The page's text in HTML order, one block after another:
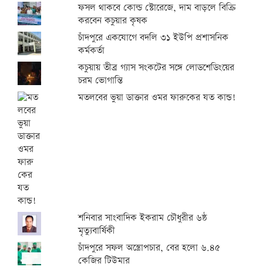
ফসল থাকবে কোল্ড স্টোরেজে, দাম বাড়লে বিক্রি
করবেন কচুয়ার কৃষক
চাঁদপুরে একযোগে বদলি ৩১ ইউপি প্রশাসনিক
কর্মকর্তা
কচুয়ায় তীব্র গ্যাস সংকটের সঙ্গে লোডশেডিংয়ের
চরম ভোগান্তি
মতলবের ভুয়া ডাক্তার ওমর ফারুকের যত কান্ড!
শনিবার সাংবাদিক ইকরাম চৌধুরীর ৬ষ্ঠ
মৃত্যুবার্ষিকী
চাঁদপুরে সফল অস্ত্রোপচার, বের হলো ৬.৪৫
কেজির টিউমার